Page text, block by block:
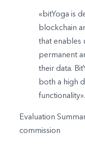
«bitYoga is
blockchain
that enables
permanent
their data.
both a high
functionality».
Evaluation
commission